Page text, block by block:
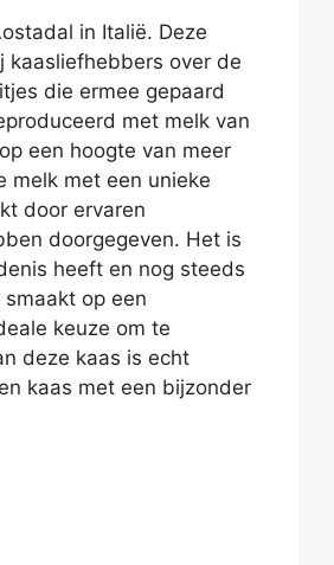
in Italië. Deze
kaasliefhebbers over de
die ermee gepaard
met melk van
een hoogte van meer
melk met een unieke
door ervaren
doorgegeven. Het is
heeft en nog steeds
op een
keuze om te
deze kaas is echt
kaas met een bijzonder